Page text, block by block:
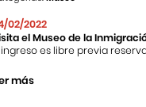
02/2022
el Museo de la
ingreso es libre previa
más